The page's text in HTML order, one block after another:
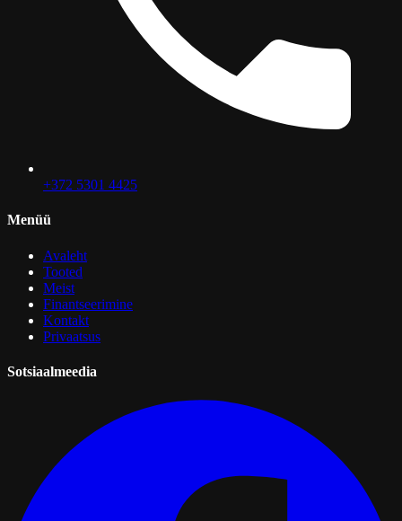
+372 5301 4425
Menüü
Avaleht
Tooted
Meist
Finantseerimine
Kontakt
Privaatsus
Sotsiaalmeedia